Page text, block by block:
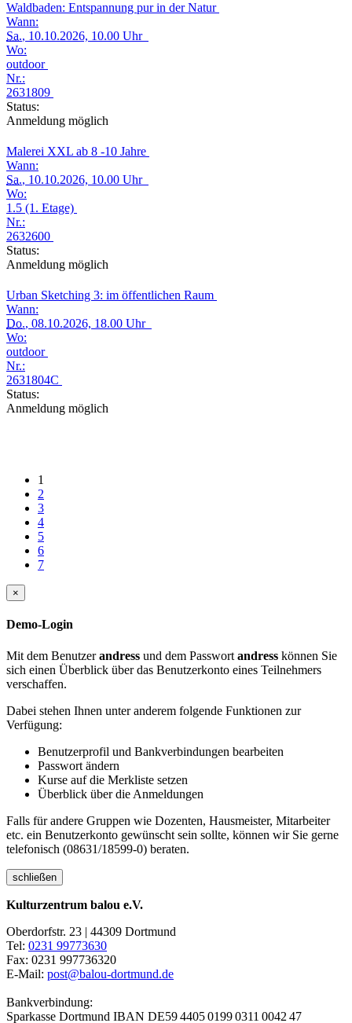
Waldbaden: Entspannung pur in der Natur
Wann:
Sa., 10.10.2026, 10.00 Uhr
Wo:
outdoor
Nr.:
2631809
Status:
Anmeldung möglich
Malerei XXL ab 8 -10 Jahre
Wann:
Sa., 10.10.2026, 10.00 Uhr
Wo:
1.5 (1. Etage)
Nr.:
2632600
Status:
Anmeldung möglich
Urban Sketching 3: im öffentlichen Raum
Wann:
Do., 08.10.2026, 18.00 Uhr
Wo:
outdoor
Nr.:
2631804C
Status:
Anmeldung möglich
1
2
3
4
5
6
7
×
Demo-Login
Mit dem Benutzerandress und dem Passwort andress können Sie
sich einen Überblick über das Benutzerkonto eines Teilnehmers
verschaffen.
Dabei stehen Ihnen unter anderem folgende Funktionen zur
Verfügung:
Benutzerprofil und Bankverbindungen bearbeiten
Passwort ändern
Kurse auf die Merkliste setzen
Überblick über die Anmeldungen
Falls für andere Gruppen wie Dozenten, Hausmeister, Mitarbeiter
etc. ein Benutzerkonto gewünscht sein sollte, können wir Sie gerne
telefonisch (08631/18599-0) beraten.
schließen
Kulturzentrum balou e.V.
Oberdorfstr. 23 | 44309 Dortmund
Tel: 0231 99773630
Fax: 0231 997736320
E-Mail: post@balou-dortmund.de
Bankverbindung:
Sparkasse Dortmund IBAN DE59 4405 0199 0311 0042 47